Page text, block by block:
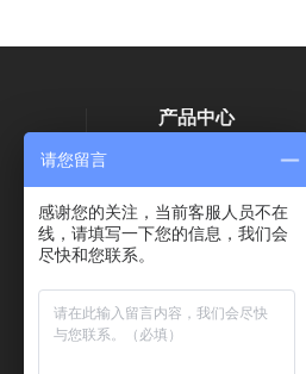
产品中心
纯铜门
铝艺门
锌合金门
防火门
请您留言
感谢您的关注，当前客服人员不在
线，请填写一下您的信息，我们会
尽快和您联系。